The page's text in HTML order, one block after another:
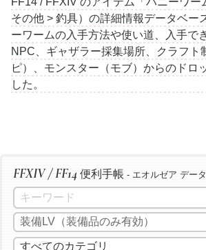
その他 > 釣具）の詳細情報データベー
ーワームの入手方法や使い道、入手で
NPC、ギャザラー採集場所、クラフト
ピ）、モンスター（モブ）からのドロ
した。
FFXIV / FF14 便利手帳 - エオルゼア デー